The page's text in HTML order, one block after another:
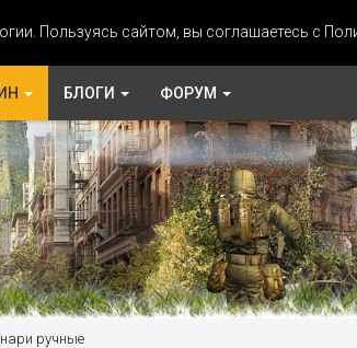
Пользуясь сайтом, вы соглашаетесь с
БЛОГИ ФОРУМ
ручные